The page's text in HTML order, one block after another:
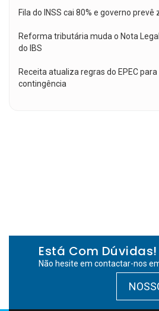
Fila do INSS cai 80% e governo
Reforma tributária muda o Nota
do IBS
Receita atualiza regras do EPEC
contingência
Está Com Dúvidas!
Não hesite em contactar-nos